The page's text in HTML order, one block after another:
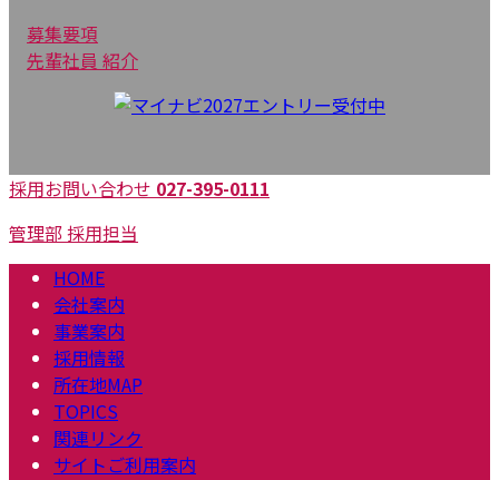
募集要項
先輩社員 紹介
採用お問い合わせ 027-395-0111
管理部 採用担当
HOME
会社案内
事業案内
採用情報
所在地MAP
TOPICS
関連リンク
サイトご利用案内